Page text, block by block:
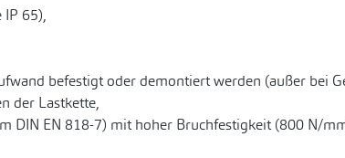
65),
befestigt oder demontiert werden (außer bei
der Lastkette,
DIN EN 818-7) mit hoher Bruchfestigkeit (800 N/